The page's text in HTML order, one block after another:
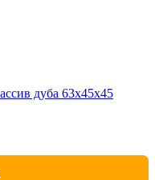
дуба 63х45х45